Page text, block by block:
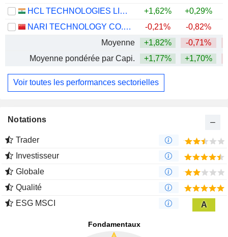
HCL TECHNOLOGIES LIMITED
+1,62% +0,29%
NARI TECHNOLOGY CO., LTD.
-0,21% -0,82%
Moyenne
+1,82% -0,71%
Moyenne pondérée par Capi.
+1,77% +1,70%
Voir toutes les performances sectorielles
Notations
Trader
Investisseur
Globale
Qualité
ESG MSCI
A